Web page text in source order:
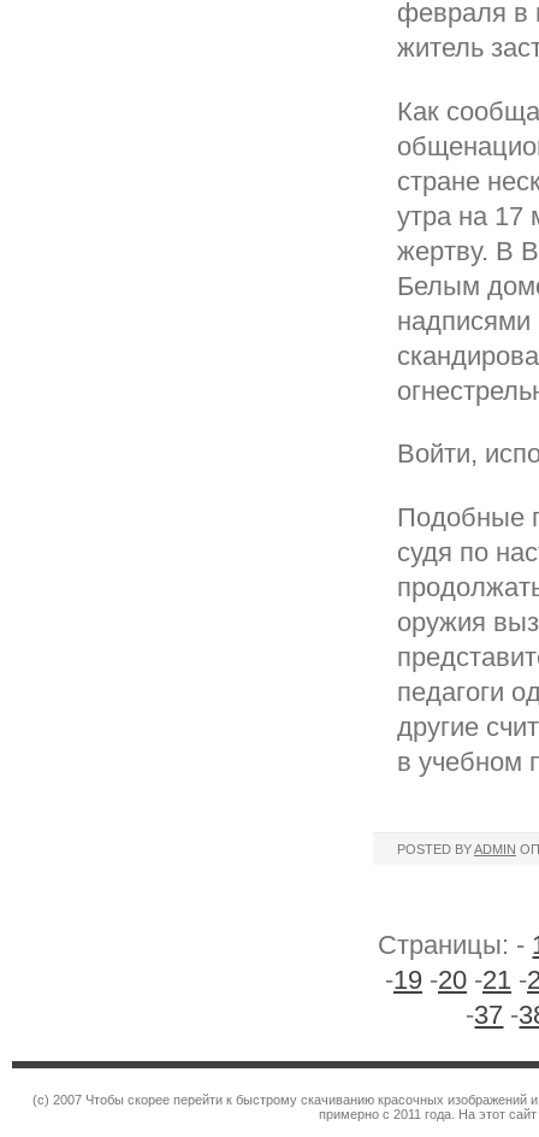
февраля в
житель
Как
стране
утра на 17
жертву. В
Белым
Войти,
Подобные
судя по
оружия
педагоги
другие
в учебном
POSTED BYADMIN
Страницы: -
-19 -20 -21 -
-37 -
(c) 2007 Чтобы скорее перейти к быстрому скачиванию красочных
примерно с 2011 года. На этот